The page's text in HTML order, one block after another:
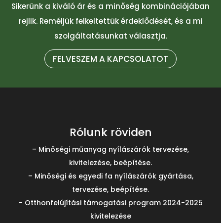
Sikerünk a kiváló ár és a minőség kombinációjában
rejlik. Reméljük felkeltettük érdeklődését, és a mi
szolgáltatásunkat választja.
FELVESZEM A KAPCSOLATOT
Rólunk röviden
– Minőségi műanyag nyílászárók tervezése,
kivitelezése, beépítése.
– Minőségi és egyedi fa nyílászárók gyártása,
tervezése, beépítése.
– Otthonfelújítási támogatási program 2024-2025
kivitelezése